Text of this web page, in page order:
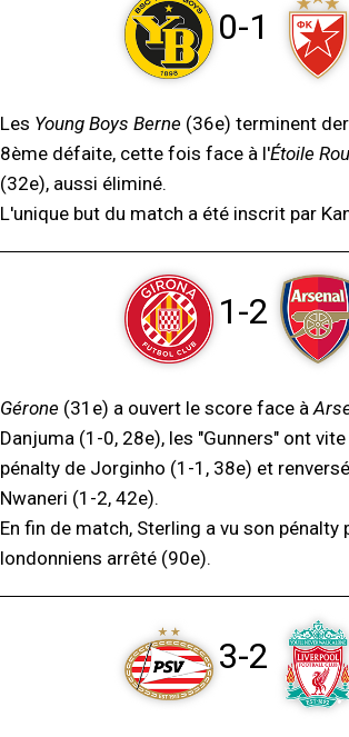
0-1
Les Young Boys Berne (36e) terminent
8ème défaite, cette fois face à l'Étoile
(32e), aussi éliminé.
L'unique but du match a été inscrit par
1-2
Gérone (31e) a ouvert le score face à
Danjuma (1-0, 28e), les "Gunners" ont
pénalty de Jorginho (1-1, 38e) et
Nwaneri (1-2, 42e).
En fin de match, Sterling a vu son pénalty
londonniens arrêté (90e).
3-2